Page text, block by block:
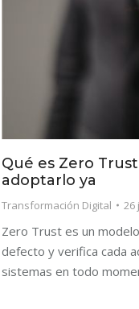
Qué es Zero
adoptarlo ya
Transformación Digital 26
Zero Trust es un
defecto y verifica cada
sistemas en todo